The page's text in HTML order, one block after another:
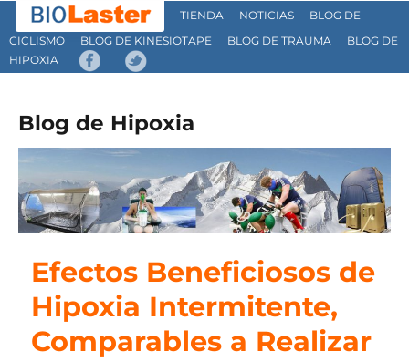
TIENDA NOTICIAS
BLOG DE
CICLISMO
BLOG DE KINESIOTAPE BLOG DE TRAUMA
BLOG DE
HIPOXIA
Blog de Hipoxia
Efectos Beneficiosos de
Hipoxia Intermitente,
Comparables a Realizar